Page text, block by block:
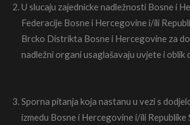
U slucaju zajednicke nadležnosti Bosne i
Federacije Bosne i Hercegovine i/ili
Brcko Distrikta Bosne i Hercegovine za
nadležni organi usaglašavaju uvjete i oblik
Sporna pitanja koja nastanu u vezi s
izmedu Bosne i Hercegovine i/ili Republike